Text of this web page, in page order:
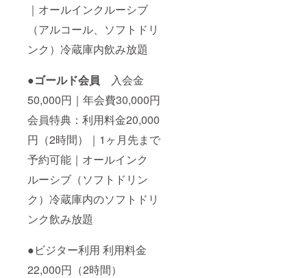
｜オールインクルーシブ
（アルコール、ソフトドリ
ンク）冷蔵庫内飲み放題
●ゴールド会員 入会金
50,000円｜年会費30,000円
会員特典：利用料金20,000
円（2時間）｜1ヶ月先まで
予約可能｜オールインク
ルーシブ（ソフトドリン
ク）冷蔵庫内のソフトドリ
ンク飲み放題
●ビジター利用 利用料金
22,000円（2時間）